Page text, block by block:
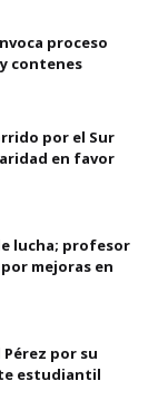
proceso
contenes
por el Sur
en favor
lucha; profesor
mejoras en
Pérez por su
estudiantil